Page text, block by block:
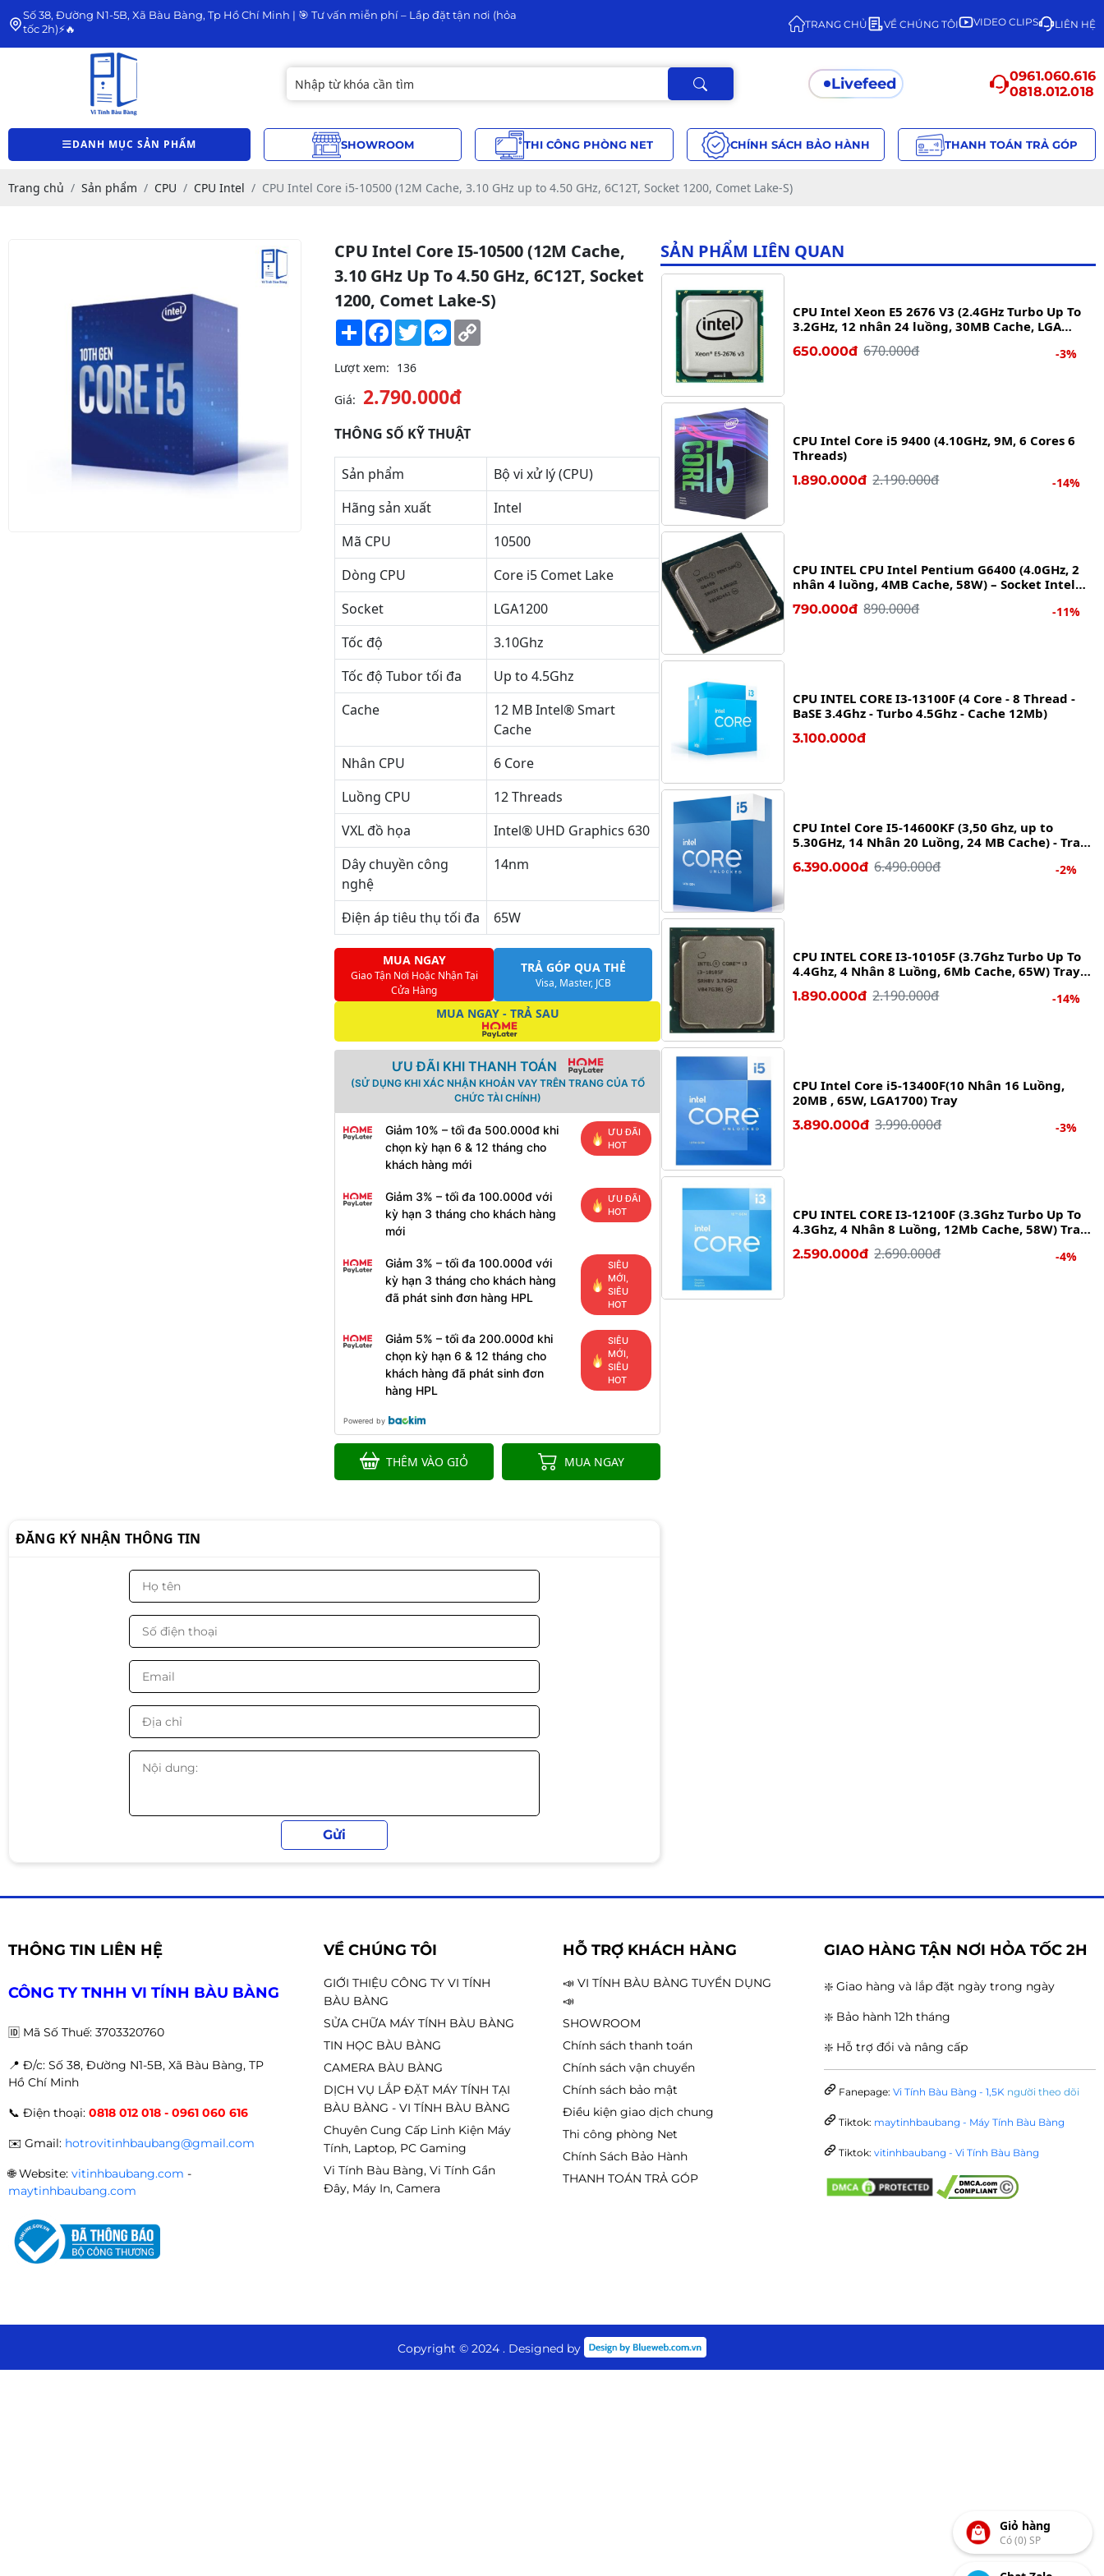
Số 38, Đường N1-5B, Xã Bàu Bàng, Tp Hồ Chí Minh | 🎯 Tư vấn miễn phí – Lắp đặt tận nơi (hỏa
tốc 2h)⚡🔥
TRANG CHỦ VỀ CHÚNG TÔI VIDEO CLIPS LIÊN HỆ
Livefeed
0961.060.616
0818.012.018
DANH MỤC SẢN PHẨM SHOWROOM THI CÔNG PHÒNG NET CHÍNH SÁCH BẢO HÀNH THANH TOÁN TRẢ GÓP
Trang chủ Sản phẩm CPU CPU Intel CPU Intel Core i5-10500 (12M Cache, 3.10 GHz up to 4.50 GHz, 6C12T, Socket 1200, Comet Lake-S)
CPU Intel Core I5-10500 (12M Cache,
3.10 GHz Up To 4.50 GHz, 6C12T, Socket
1200, Comet Lake-S)
Share Facebook
TwitterMessenger
Lượt xem: 136
Giá: 2.790.000đ
THÔNG SỐ KỸ THUẬT
Sản phẩm
Bộ vi xử lý (CPU)
Hãng sản xuất
Intel
Mã CPU
10500
Dòng CPU
Core i5 Comet Lake
Socket
LGA1200
Tốc độ
3.10Ghz
Tốc độ Tubor tối đa
Up to 4.5Ghz
Cache
12 MB Intel® Smart
Cache
Nhân CPU
6 Core
Luồng CPU
12 Threads
VXL đồ họa
Intel® UHD Graphics 630
Dây chuyền công
nghệ
14nm
Điện áp tiêu thụ tối đa 65W
MUA NGAY
Giao Tận Nơi Hoặc Nhận Tại
Cửa Hàng
TRẢ GÓP QUA THẺ
Visa, Master, JCB
MUA NGAY - TRẢ SAU
ƯU ĐÃI KHI THANH TOÁN
(SỬ DỤNG KHI XÁC NHẬN KHOẢN VAY TRÊN TRANG CỦA TỔ
CHỨC TÀI CHÍNH)
Giảm 10% – tối đa 500.000đ khi
chọn kỳ hạn 6 & 12 tháng cho
khách hàng mới
ƯU ĐÃI
HOT
Giảm 3% – tối đa 100.000đ với
kỳ hạn 3 tháng cho khách hàng
mới
ƯU ĐÃI
HOT
Giảm 3% – tối đa 100.000đ với
kỳ hạn 3 tháng cho khách hàng
đã phát sinh đơn hàng HPL
SIÊU
MỚI,
SIÊU
HOT
Giảm 5% – tối đa 200.000đ khi
chọn kỳ hạn 6 & 12 tháng cho
khách hàng đã phát sinh đơn
hàng HPL
SIÊU
MỚI,
SIÊU
HOT
Powered by
THÊM VÀO GIỎ MUA NGAY
ĐĂNG KÝ NHẬN THÔNG TIN
SẢN PHẨM LIÊN QUAN
CPU Intel Xeon E5 2676 V3 (2.4GHz Turbo Up To
3.2GHz, 12 nhân 24 luồng, 30MB Cache, LGA
650.000đ 670.000đ -3%
CPU Intel Core i5 9400 (4.10GHz, 9M, 6 Cores 6
Threads)
1.890.000đ 2.190.000đ -14%
CPU INTEL CPU Intel Pentium G6400 (4.0GHz, 2
nhân 4 luồng, 4MB Cache, 58W) – Socket Intel
790.000đ 890.000đ -11%
CPU INTEL CORE I3-13100F (4 Core - 8 Thread -
BaSE 3.4Ghz - Turbo 4.5Ghz - Cache 12Mb)
3.100.000đ
CPU Intel Core I5-14600KF (3,50 Ghz, up to
5.30GHz, 14 Nhân 20 Luồng, 24 MB Cache) - Tray
6.390.000đ 6.490.000đ -2%
CPU INTEL CORE I3-10105F (3.7Ghz Turbo Up To
4.4Ghz, 4 Nhân 8 Luồng, 6Mb Cache, 65W) Tray
1.890.000đ 2.190.000đ -14%
CPU Intel Core i5-13400F(10 Nhân 16 Luồng,
20MB , 65W, LGA1700) Tray
3.890.000đ 3.990.000đ -3%
CPU INTEL CORE I3-12100F (3.3Ghz Turbo Up To
4.3Ghz, 4 Nhân 8 Luồng, 12Mb Cache, 58W) Tray
2.590.000đ 2.690.000đ -4%
THÔNG TIN LIÊN HỆ
CÔNG TY TNHH VI TÍNH BÀU BÀNG
🆔 Mã Số Thuế: 3703320760
📍 Đ/c: Số 38, Đường N1-5B, Xã Bàu Bàng, TP
Hồ Chí Minh
📞 Điện thoại: 0818 012 018 - 0961 060 616
✉️ Gmail: hotrovitinhbaubang@gmail.com
🌐Website: vitinhbaubang.com -
maytinhbaubang.com
VỀ CHÚNG TÔI
GIỚI THIỆU CÔNG TY VI TÍNH
BÀU BÀNG
SỬA CHỮA MÁY TÍNH BÀU BÀNG
TIN HỌC BÀU BÀNG
CAMERA BÀU BÀNG
DỊCH VỤ LẮP ĐẶT MÁY TÍNH TẠI
BÀU BÀNG - VI TÍNH BÀU BÀNG
Chuyên Cung Cấp Linh Kiện Máy
Tính, Laptop, PC Gaming
Vi Tính Bàu Bàng, Vi Tính Gần
Đây, Máy In, Camera
HỖ TRỢ KHÁCH HÀNG
📣 VI TÍNH BÀU BÀNG TUYỂN DỤNG
📣
SHOWROOM
Chính sách thanh toán
Chính sách vận chuyển
Chính sách bảo mật
Điều kiện giao dịch chung
Thi công phòng Net
Chính Sách Bảo Hành
THANH TOÁN TRẢ GÓP
GIAO HÀNG TẬN NƠI HỎA TỐC 2H
❇️ Giao hàng và lắp đặt ngày trong ngày
❇️ Bảo hành 12h tháng
❇️ Hỗ trợ đổi và nâng cấp
Fanepage: Vi Tính Bàu Bàng - 1,5K người theo dõi
Tiktok: maytinhbaubang - Máy Tính Bàu Bàng
Tiktok: vitinhbaubang - Vi Tính Bàu Bàng
Copyright © 2024 . Designed by
Giỏ hàng
Có (0) SP